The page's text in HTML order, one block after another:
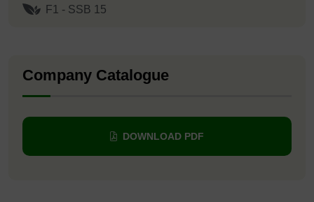
F1 - SSB 15
Company Catalogue
DOWNLOAD PDF